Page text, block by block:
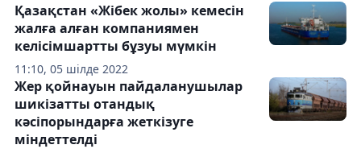
11:10, 05 шілде 2022
Қазақстан «Жібек жолы» кемесін
жалға алған компаниямен
келісімшартты бұзуы мүмкін
Жер қойнауын пайдаланушылар
шикізатты отандық
кәсіпорындарға жеткізуге
міндеттелді